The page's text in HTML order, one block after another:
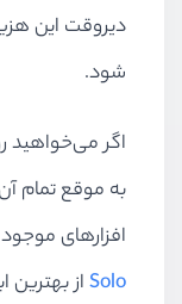
دیروقت این
شود.
اگر می‌خواهید
به موقع تمام
افزارهای موجود
Solo از بهترین